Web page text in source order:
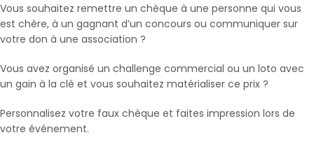
Vous souhaitez remettre un chèque à une personne qui vous
est chère, à un gagnant d’un concours ou communiquer sur
votre don à une association ?
Vous avez organisé un challenge commercial ou un loto avec
un gain à la clé et vous souhaitez matérialiser ce prix ?
Personnalisez votre faux chèque et faites impression lors de
votre événement.